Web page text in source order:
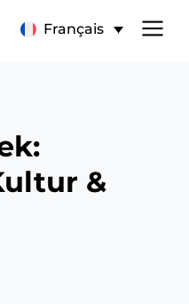
Français
&